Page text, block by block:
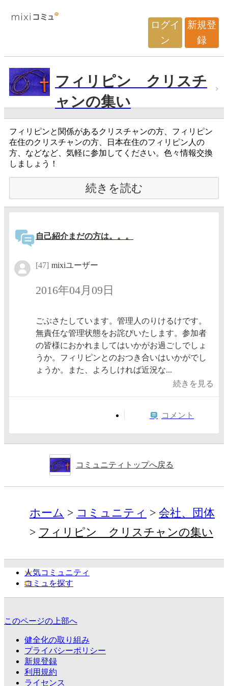
ログイ
ン
新規登
録
フィリピン クリスチ
ャンの集い
フィリピンと関係があるクリスチャンの方、フィリピン
在住のクリスチャンの方、日本在住のフィリピン人の
方、などなど、気軽に参加してください。色々情報交換
しましょう！
続きを読む
自己紹介まだの方は。。。
[47] mixiユーザー
2016年04月09日
ごぶさたしています。管理人のりけるけです。
無責任な管理状態をお詫びいたします。参加者
の皆様におかれましてはいかがお過ごしでしょ
うか。フィリピンとのおつき合いはいかがでし
ょうか。また、よろしければ近況な...
続きを見る
コメント
コミュニティトップへ戻る
ホーム コミュニティ
会社、団体
フィリピン クリスチャンの集い
人気コミュニティ
コミュを探す
このページの上部へ
健全化の取り組み
プライバシーポリシー
新規登録
利用規約
ライセンス